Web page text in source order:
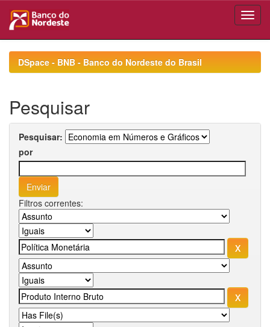
navigationDSpace - BNB - Banco do Nordeste do Brasil
Pesquisar
Pesquisar:
por
Filtros correntes: